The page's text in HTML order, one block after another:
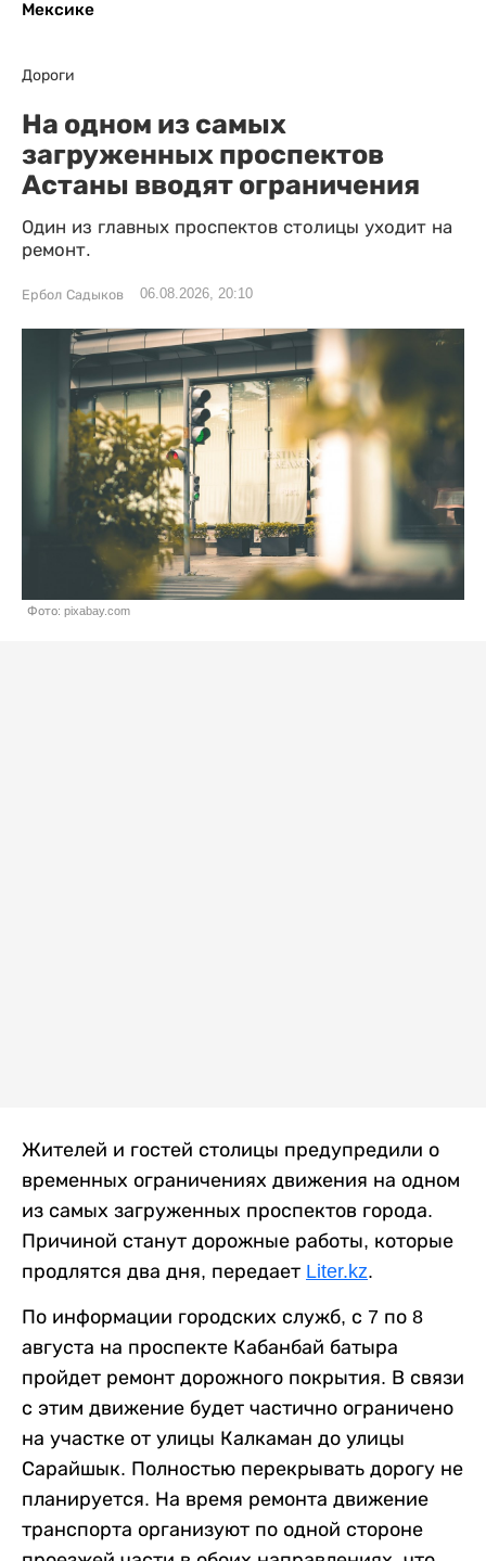
Мексике
Дороги
На одном из самых
загруженных проспектов
Астаны вводят ограничения
Один из главных проспектов столицы уходит на
ремонт.
Ербол Садыков 06.08.2026, 20:10
Фото: pixabay.com
Жителей и гостей столицы предупредили о
временных ограничениях движения на одном
из самых загруженных проспектов города.
Причиной станут дорожные работы, которые
продлятся два дня, передает Liter.kz.
По информации городских служб, с 7 по 8
августа на проспекте Кабанбай батыра
пройдет ремонт дорожного покрытия. В связи
с этим движение будет частично ограничено
на участке от улицы Калкаман до улицы
Сарайшык. Полностью перекрывать дорогу не
планируется. На время ремонта движение
транспорта организуют по одной стороне